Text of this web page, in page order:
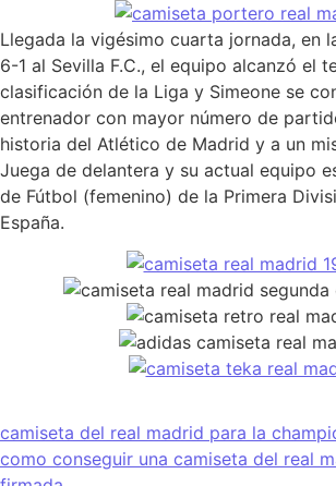
Llegada la vigésimo cuarta jornada, en
6-1 al Sevilla F.C., el equipo alcanzó el
clasificación de la Liga y Simeone se
entrenador con mayor número de
historia del Atlético de Madrid y a un
Juega de delantera y su actual equipo
de Fútbol (femenino) de la Primera
España.
camiseta del real madrid para la
como conseguir una camiseta del real